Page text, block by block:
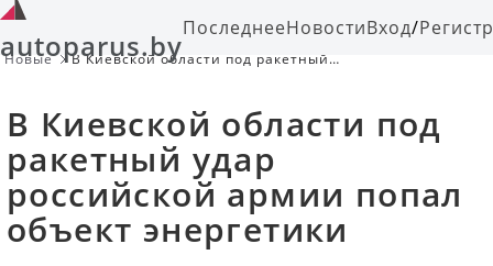
autoparus.byПоследнееНовостиВход/
Новые
В Киевской области под ракетный
В Киевской области под
ракетный удар
российской армии попал
объект энергетики